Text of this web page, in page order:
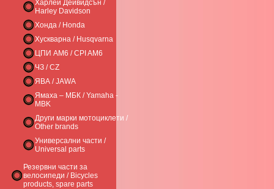
Харлей Дейвидсън /
Harley Davidson
Хонда / Honda
Хускварна / Husqvarna
ЦПИ AM6 / CPI AM6
ЧЗ / CZ
ЯВА / JAWA
Ямаха – МБК / Yamaha -
MBK
Други марки мотоциклети /
Other brands
Универсални части /
Universal parts
Резервни части за
велосипеди / Bicycles
products, spare parts